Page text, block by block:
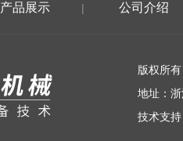
产品展示 | 公司介绍
版权所
地址：
技术支